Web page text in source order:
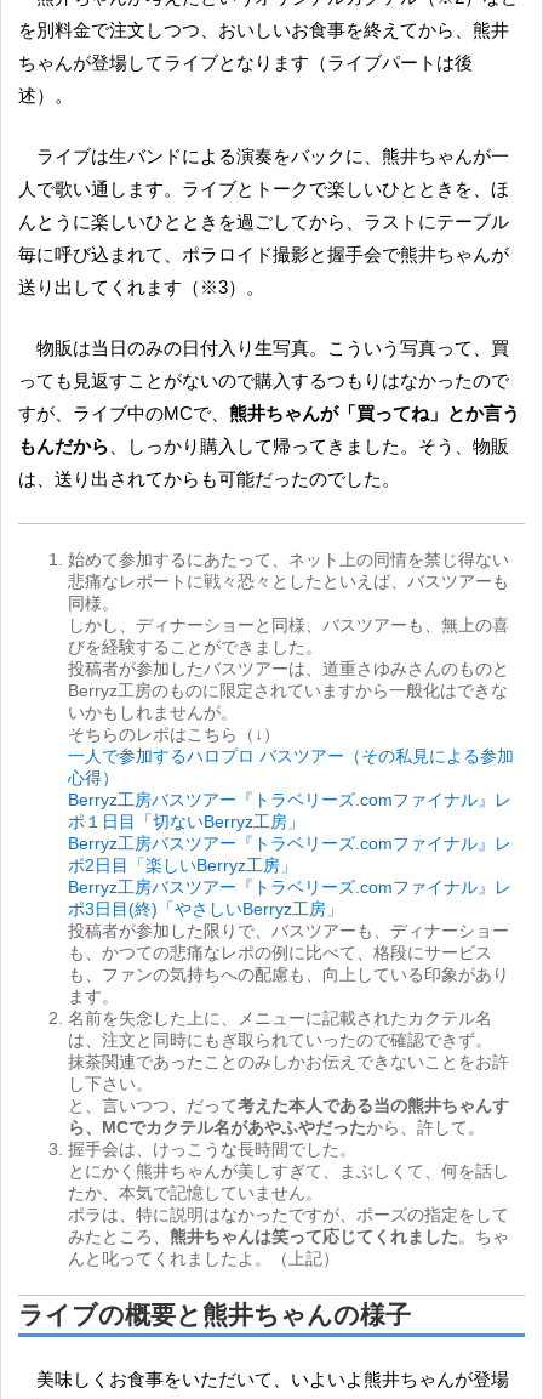
を別料金で注文しつつ、おいしいお食事を終えてから、熊井
ちゃんが登場してライブとなります（ライブパートは後
述）。
ライブは生バンドによる演奏をバックに、熊井ちゃんが一
人で歌い通します。ライブとトークで楽しいひとときを、ほ
んとうに楽しいひとときを過ごしてから、ラストにテーブル
毎に呼び込まれて、ポラロイド撮影と握手会で熊井ちゃんが
送り出してくれます（※3）。
物販は当日のみの日付入り生写真。こういう写真って、買
っても見返すことがないので購入するつもりはなかったので
すが、ライブ中のMCで、 熊井ちゃんが「買ってね」とか言う
もんだから 、しっかり購入して帰ってきました。そう、物販
は、送り出されてからも可能だったのでした。
始めて参加するにあたって、ネット上の同情を禁じ得ない
悲痛なレポートに戦々恐々としたといえば、バスツアーも
同様。
しかし、ディナーショーと同様、バスツアーも、無上の喜
びを経験することができました。
投稿者が参加したバスツアーは、道重さゆみさんのものと
Berryz工房のものに限定されていますから一般化はできな
いかもしれませんが。
そちらのレポはこちら（↓）
一人で参加するハロプロ バスツアー（その私見による参加
心得）
Berryz工房バスツアー『トラベリーズ.comファイナル』レ
ポ１日目「切ないBerryz工房」
Berryz工房バスツアー『トラベリーズ.comファイナル』レ
ポ2日目「楽しいBerryz工房」
Berryz工房バスツアー『トラベリーズ.comファイナル』レ
ポ3日目(終)「やさしいBerryz工房」
投稿者が参加した限りで、バスツアーも、ディナーショー
も、かつての悲痛なレポの例に比べて、格段にサービス
も、ファンの気持ちへの配慮も、向上している印象があり
ます。
名前を失念した上に、メニューに記載されたカクテル名
は、注文と同時にもぎ取られていったので確認できず。
抹茶関連であったことのみしかお伝えできないことをお許
し下さい。
と、言いつつ、だって考えた本人である当の熊井ちゃんす
ら、MCでカクテル名があやふやだったから、許して。
握手会は、けっこうな長時間でした。
とにかく熊井ちゃんが美しすぎて、まぶしくて、何を話し
たか、本気で記憶していません。
ポラは、特に説明はなかったですが、ポーズの指定をして
みたところ、熊井ちゃんは笑って応じてくれました。ちゃ
んと叱ってくれましたよ。（上記）
ライブの概要と熊井ちゃんの様子
美味しくお食事をいただいて、いよいよ熊井ちゃんが登場